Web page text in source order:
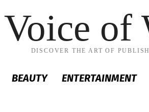
of
DISCOVER THE ART OF
BEAUTY ENTERTAINMENT